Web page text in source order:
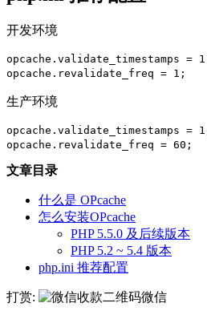
开发环境
opcache.validate_timestamps = 1;
opcache.revalidate_freq = 1;     //
生产环境
opcache.validate_timestamps = 1;
opcache.revalidate_freq = 60;    //
文章目录
什么是 OPcache
怎么安装OPcache
PHP 5.5.0 及后续版本
PHP 5.2 ~ 5.4 版本
php.ini 推荐配置
打赏: 微信